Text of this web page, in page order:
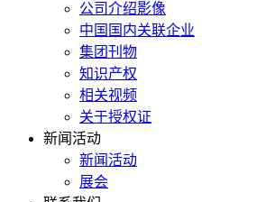
公司介绍影像
中国国内关联企业
集团刊物
知识产权
相关视频
关于授权证
新闻活动
新闻活动
展会